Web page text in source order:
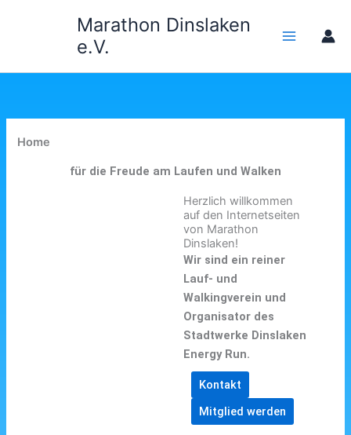
Marathon Dinslaken
e.V.
Home
für die Freude am Laufen und Walken
Herzlich willkommen
auf den Internetseiten
von Marathon
Dinslaken!
Wir sind ein reiner
Lauf- und
Walkingverein und
Organisator des
Stadtwerke Dinslaken
Energy Run.
Kontakt
Mitglied werden